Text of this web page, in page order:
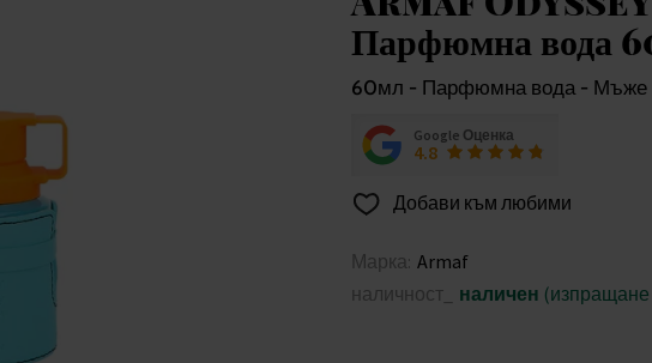
Парфюмна вода
60мл - Парфюмна вода - Мъже
Google Оценка
4.8
Добави към любими
Марка: Armaf
наличност_
наличен (изпращане